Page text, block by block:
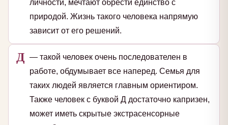
личности, мечтают обрести единство с
природой. Жизнь такого человека напрямую
зависит от его решений.
Д — такой человек очень последователен в
работе, обдумывает все наперед. Семья для
таких людей является главным ориентиром.
Также человек с буквой Д достаточно капризен,
может иметь скрытые экстрасенсорные